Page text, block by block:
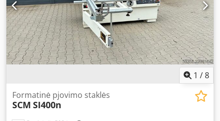
1 /8
Formatinė pjovimo staklės
SCM SI400n